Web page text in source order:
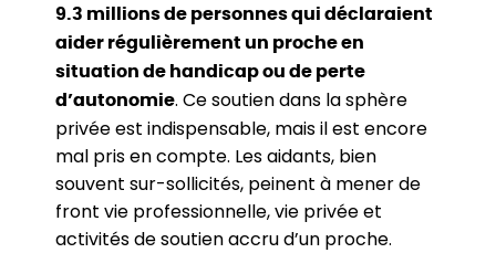
9.3 millions de personnes qui déclaraient
aider régulièrement un proche en
situation de handicap ou de perte
d’autonomie. Ce soutien dans la sphère
privée est indispensable, mais il est encore
mal pris en compte. Les aidants, bien
souvent sur-sollicités, peinent à mener de
front vie professionnelle, vie privée et
activités de soutien accru d’un proche.